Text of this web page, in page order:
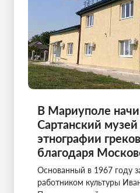
В Мариуполе
Сартанский
этнографии
благодаря
Основанный в 1967 году
работником культуры